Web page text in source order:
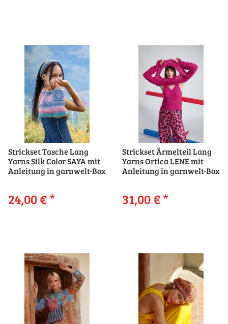
Strickset Tasche Lang
Yarns Silk Color SAYA mit
Anleitung in garnwelt-Box
24,00 €*
Strickset Ärmelteil Lang
Yarns Ortica LENE mit
Anleitung in garnwelt-Box
31,00 €*